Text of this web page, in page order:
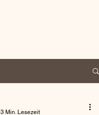
3 Min. Lesezeit